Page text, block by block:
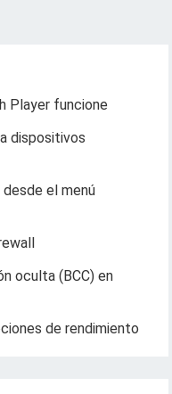
Player funcione
dispositivos
el menú
oculta (BCC) en
de rendimiento